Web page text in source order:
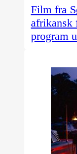
Film fra
afrikansk
program